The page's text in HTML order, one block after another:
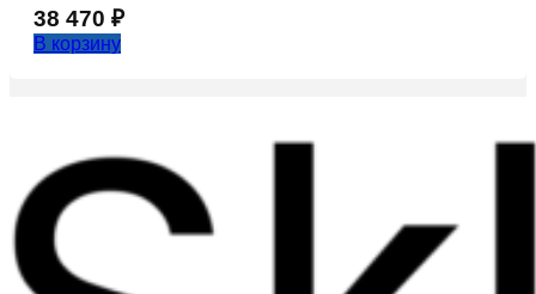
38 470 ₽
В корзину